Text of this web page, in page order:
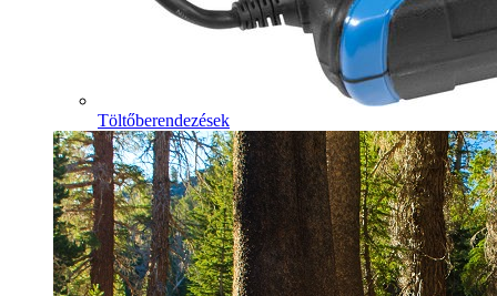
Töltőberendezések